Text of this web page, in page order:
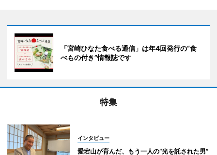
「宮崎ひなた食べる通信」は年4回発行の“食
べもの付き”情報誌です
特集
インタビュー
愛宕山が育んだ、もう一人の“光を託された男”